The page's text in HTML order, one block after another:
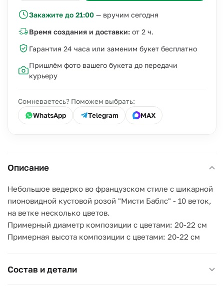
Закажите до 21:00 — вручим сегодня
Время создания и доставки: от 2 ч.
Гарантия 24 часа или заменим букет бесплатно
Пришлём фото вашего букета до передачи
курьеру
Сомневаетесь? Поможем выбрать:
WhatsApp
Telegram MAX
Описание
Небольшое ведерко во французском стиле с шикарной
пионовидной кустовой розой "Мисти Баблс" - 10 веток,
на ветке несколько цветов.
Примерный диаметр композиции с цветами: 20-22 см
Примерная высота композиции с цветами: 20-22 см
Состав и детали